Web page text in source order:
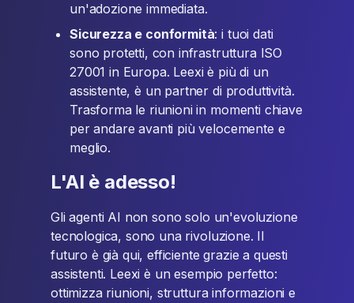
un'adozione immediata.
Sicurezza e conformità: i tuoi dati
sono protetti, con infrastruttura ISO
27001 in Europa. Leexi è più di un
assistente, è un partner di produttività.
Trasforma le riunioni in momenti chiave
per andare avanti più velocemente e
meglio.
L'AI è adesso!
Gli agenti AI non sono solo un'evoluzione
tecnologica, sono una rivoluzione. Il
futuro è già qui, efficiente grazie a questi
assistenti. Leexi è un esempio perfetto:
ottimizza riunioni, struttura informazioni e